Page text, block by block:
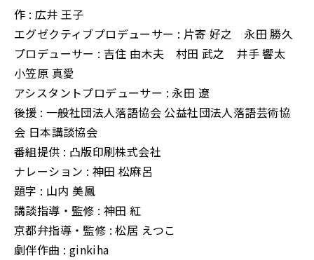
作 : 広井 王子
エグゼクティブプロデューサー : 片寄 好之 永田 勝久
プロデューサー : 吉住 由木夫 村田 武之 井手 響太
小笠原 真愛
アシスタントプロデューサー : 永田 遼
後援 : 一般社団法人落語協会 公益社団法人落語芸術協
会 日本講談協会
番組提供 : 凸版印刷株式会社
ナレーション : 神田 松麻呂
題字 : 山内 美鳳
講談指導・監修 : 神田 紅
京都弁指導・監修 : 松居 えつこ
劇伴作曲 : ginkiha